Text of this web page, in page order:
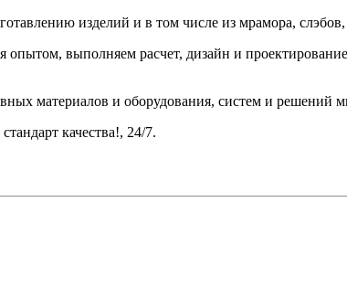
изделий и в том числе из мрамора,
выполняем расчет, дизайн и
материалов и оборудования, систем и
качества!, 24/7.